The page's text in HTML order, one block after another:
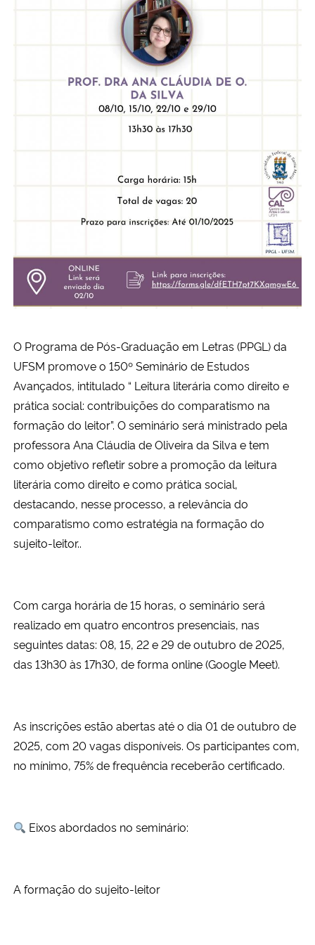
Gabinete de Segurança Institucional
O Programa de Pós-Graduação em Letras (PPGL) da
UFSM promove o 150º Seminário de Estudos
Avançados, intitulado “ Leitura literária como direito e
prática social: contribuições do comparatismo na
formação do leitor”. O seminário será ministrado pela
professora Ana Cláudia de Oliveira da Silva e tem
como objetivo refletir sobre a promoção da leitura
literária como direito e como prática social,
destacando, nesse processo, a relevância do
comparatismo como estratégia na formação do
sujeito-leitor..
Com carga horária de 15 horas, o seminário será
realizado em quatro encontros presenciais, nas
seguintes datas: 08, 15, 22 e 29 de outubro de 2025,
das 13h30 às 17h30, de forma online (Google Meet).
As inscrições estão abertas até o dia 01 de outubro de
2025, com 20 vagas disponíveis. Os participantes com,
no mínimo, 75% de frequência receberão certificado.
Eixos abordados no seminário:
A formação do sujeito-leitor